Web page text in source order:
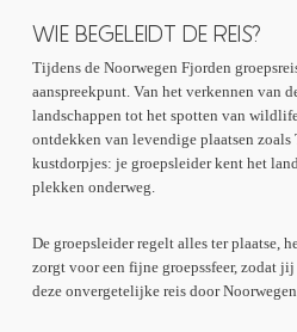
WIE BEGELEIDT DE REIS?
Tijdens de Noorwegen Fjorden
aanspreekpunt. Van het verkennen van
landschappen tot het spotten van
ontdekken van levendige plaatsen zoals
kustdorpjes: je groepsleider kent het
plekken onderweg.
De groepsleider regelt alles ter plaatse,
zorgt voor een fijne groepssfeer, zodat
deze onvergetelijke reis door Noorwegen.